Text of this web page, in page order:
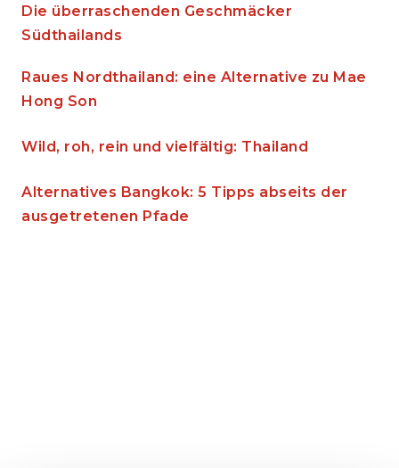
Die überraschenden Geschmäcker
Südthailands
Raues Nordthailand: eine Alternative zu Mae
Hong Son
Wild, roh, rein und vielfältig: Thailand
Alternatives Bangkok: 5 Tipps abseits der
ausgetretenen Pfade